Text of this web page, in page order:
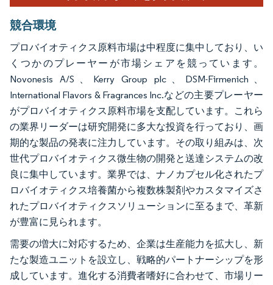
競合環境
プロバイオティクス原料市場は中程度に集中しており、い
くつかのプレーヤーが市場シェアを競っています。
Novonesis A/S、Kerry Group plc、DSM-Firmenich、
International Flavors & Fragrances Inc.などの主要プレーヤー
がプロバイオティクス原料市場を支配しています。これら
の業界リーダーは研究開発に多大な投資を行っており、画
期的な製品の発表に注力しています。その取り組みは、次
世代プロバイオティクス微生物の開発と送達システムの改
良に集中しています。業界では、ナノカプセル化されたプ
ロバイオティクス培養菌から複数株製剤やカスタマイズさ
れたプロバイオティクスソリューションに至るまで、革新
が豊富に見られます。
需要の増大に対応するため、企業は生産能力を拡大し、新
たな製造ユニットを設立し、戦略的パートナーシップを形
成しています。進化する消費者嗜好に合わせて、市場リー